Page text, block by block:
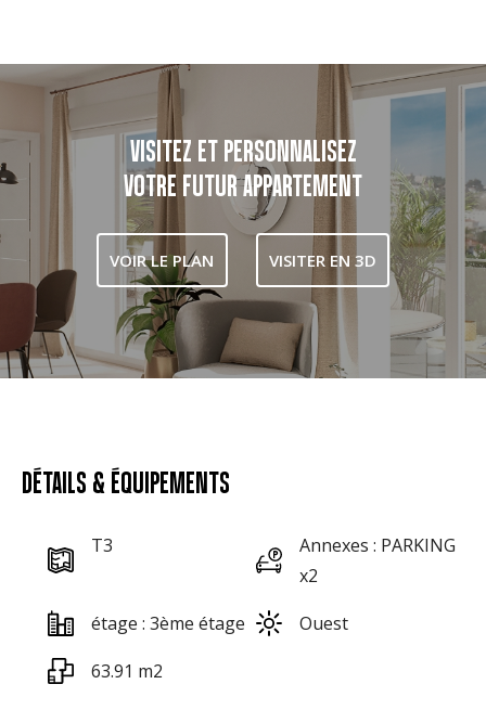
VISITEZ ET PERSONNALISEZ
VOTRE FUTUR APPARTEMENT
VOIR LE PLAN VISITER EN 3D
DÉTAILS & ÉQUIPEMENTS
T3
Annexes : PARKING
x2
étage : 3ème étage
Ouest
63.91 m2